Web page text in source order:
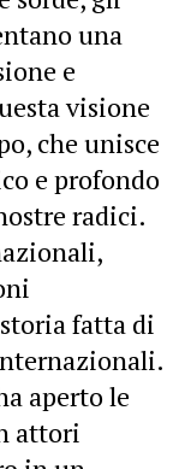
una
e
visione
che unisce
e profondo
radici.
fatta di
aperto le
attori